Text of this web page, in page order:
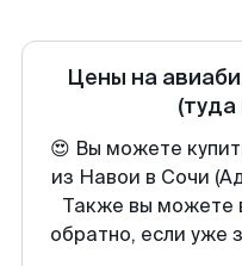
Цены на
😍 Вы можете
из Навои в Сочи
Также вы можете
обратно, если уже